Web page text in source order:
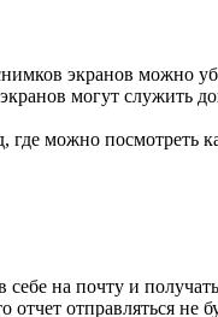
экранов можно
могут служить
можно посмотреть
на почту и
отправляться не